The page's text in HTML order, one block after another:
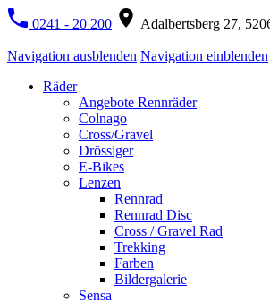
0241 - 20 200 Adalbertsberg 27,
Navigation ausblenden Navigation einblenden
Räder
Angebote Rennräder
Colnago
Cross/Gravel
Drössiger
E-Bikes
Lenzen
Rennrad
Rennrad Disc
Cross / Gravel Rad
Trekking
Farben
Bildergalerie
Sensa